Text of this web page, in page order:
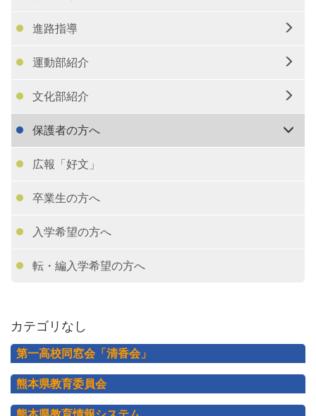
進路指導
運動部紹介
文化部紹介
保護者の方へ
広報「好文」
卒業生の方へ
入学希望の方へ
転・編入学希望の方へ
カテゴリなし
第一高校同窓会「清香会」
熊本県教育委員会